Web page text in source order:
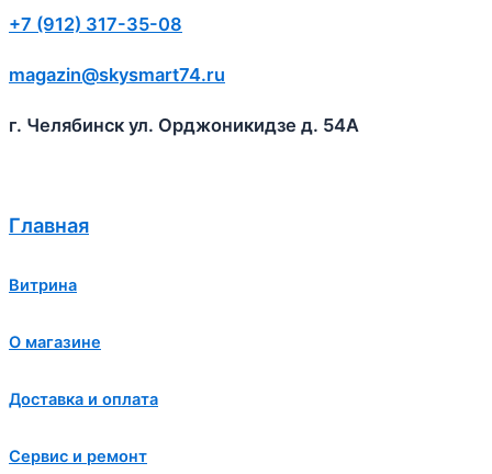
+7 (912) 317-35-08
magazin@skysmart74.ru
г. Челябинск ул. Орджоникидзе д. 54А
Главная
Витрина
О магазине
Доставка и оплата
Сервис и ремонт